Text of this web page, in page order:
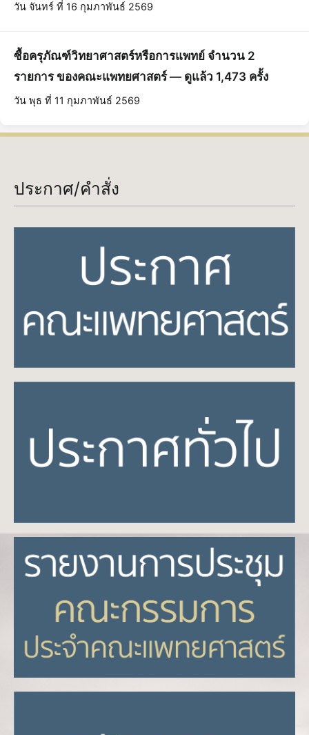
วัน จันทร์ ที่ 16 กุมภาพันธ์ 2569
ซื้อครุภัณฑ์วิทยาศาสตร์หรือการแพทย์ จำนวน 2
รายการ ของคณะแพทยศาสตร์ — ดูแล้ว 1,473 ครั้ง
วัน พุธ ที่ 11 กุมภาพันธ์ 2569
ประกาศ/คำสั่ง